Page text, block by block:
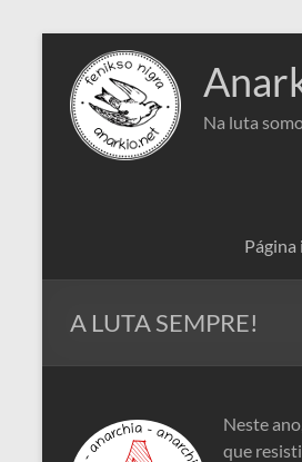
conteúdo
Na luta
Página
A LUTA SEMPRE!
Neste
que